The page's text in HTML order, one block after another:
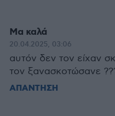
Μα καλά
20.04.2025, 03:06
αυτόν δεν τον είχαν
τον ξανασκοτώσανε
ΑΠΑΝΤΗΣΗ